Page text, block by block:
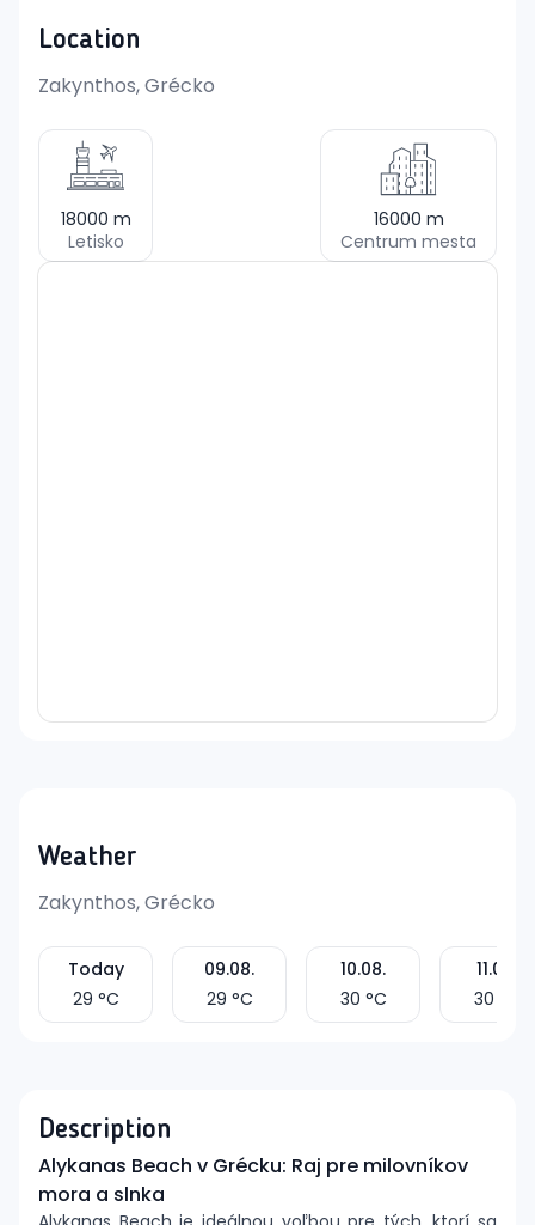
Location
Zakynthos, Grécko
18000 m
Letisko
16000 m
Centrum mesta
Weather
Zakynthos, Grécko
Today
29 °C
09.08.
29 °C
10.08.
30 °C
11.08.
30
Description
Alykanas Beach v Grécku: Raj pre milovníkov
mora a slnka